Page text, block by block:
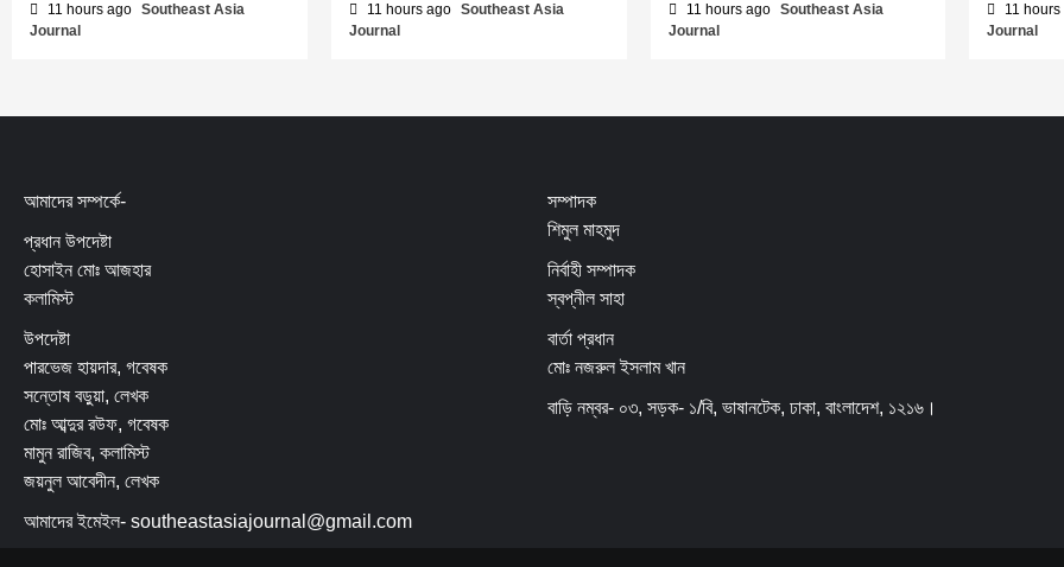
11 hours ago Southeast Asia
Journal
11 hours ago Southeast Asia
Journal
11 hours ago Southeast Asia
Journal
11
Journal
আমাদের সম্পর্কে-
প্রধান উপদেষ্টা
হোসাইন মোঃ আজহার
কলামিস্ট
উপদেষ্টা
পারভেজ হায়দার, গবেষক
সন্তোষ বড়ুয়া, লেখক
মোঃ আব্দুর রউফ, গবেষক
মামুন রাজিব, কলামিস্ট
জয়নুল আবেদীন, লেখক
আমাদের ইমেইল- southeastasiajournal@gmail.com
সম্পাদক
শিমুল মাহমুদ
নির্বাহী সম্পাদক
স্বপ্নীল সাহা
বার্তা প্রধান
মোঃ নজরুল ইসলাম খান
বাড়ি নম্বর- ০৩, সড়ক- ১/বি, ভাষানটেক, ঢাকা, বাংলাদেশ, ১২১৬।